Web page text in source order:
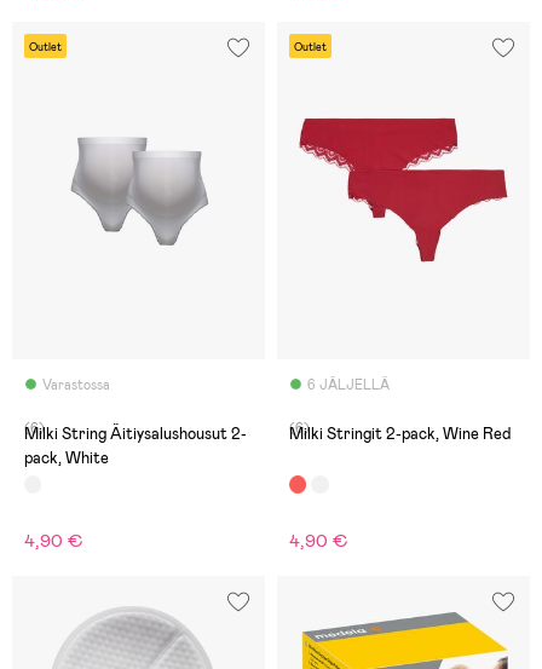
Outlet
Varastossa
(6)
Milki String Äitiysalushousut 2-
pack, White
4,90 €
Outlet
6 JÄLJELLÄ
(6)
Milki Stringit 2-pack, Wine Red
4,90 €